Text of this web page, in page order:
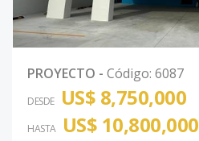
PROYECTO - Código: 6087
DESDE US$ 8,750,000
HASTA US$ 10,800,000